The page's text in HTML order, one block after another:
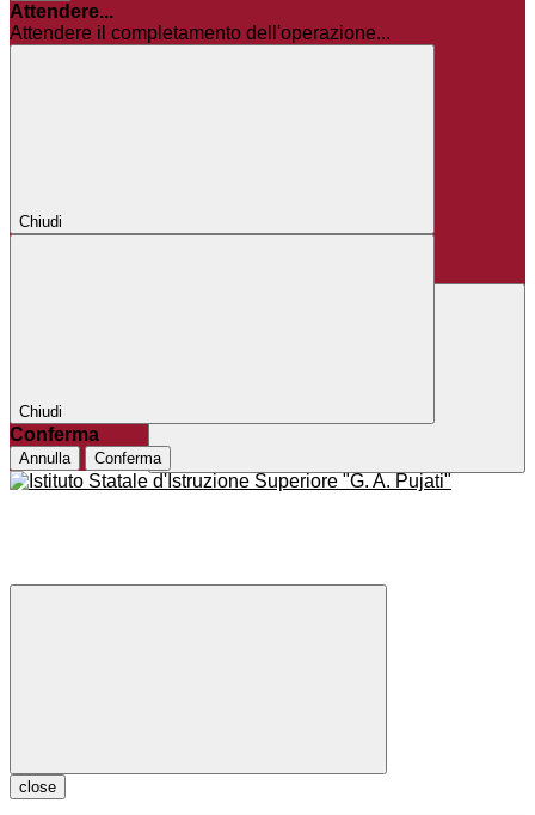
Attendere...
Attendere il completamento dell'operazione...
Chiudi
Chiudi
Conferma
Annulla Conferma
close